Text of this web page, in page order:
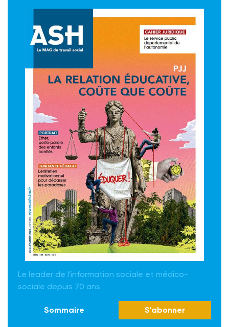
Le leader de l'information sociale et médico-
sociale depuis 70 ans
Sommaire S'abonner